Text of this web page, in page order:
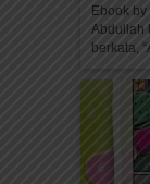
Ebook
Abdullah
berkata,